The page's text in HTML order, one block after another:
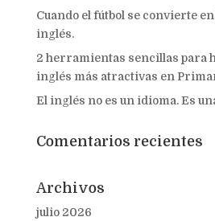
Cuando el fútbol se convierte
inglés.
2 herramientas sencillas para
inglés más atractivas en
El inglés no es un idioma. Es
Comentarios recientes
Archivos
julio 2026